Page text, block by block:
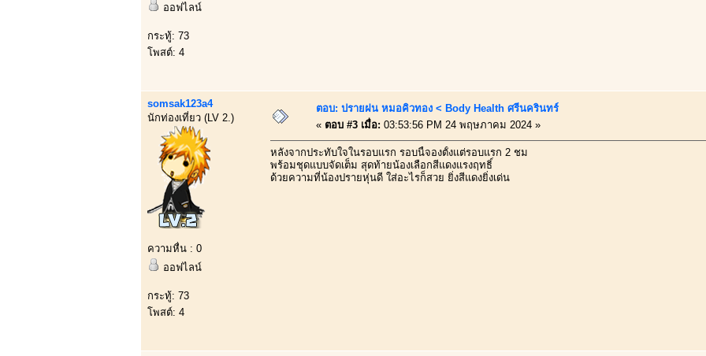
ออฟไลน์
กระทู้: 73
โพสต์: 4
somsak123a4
นักท่องเที่ยว (LV 2.)
ความหื่น : 0
ออฟไลน์
กระทู้: 73
โพสต์: 4
ตอบ: ปรายฝน หมอคิวทอง < Body Health ศรีนครินทร์
« ตอบ #3 เมื่อ: 03:53:56 PM 24 พฤษภาคม 2024 »
หลังจากประทับใจในรอบแรก รอบนี้จองตั้งแต่รอบแรก 2 ชม
พร้อมชุดแบบจัดเต็ม สุดท้ายน้องเลือกสีแดงแรงฤทธิ์
ด้วยความที่น้องปรายหุ่นดี ใส่อะไรก็สวย ยิ่งสีแดงยิ่งเด่น